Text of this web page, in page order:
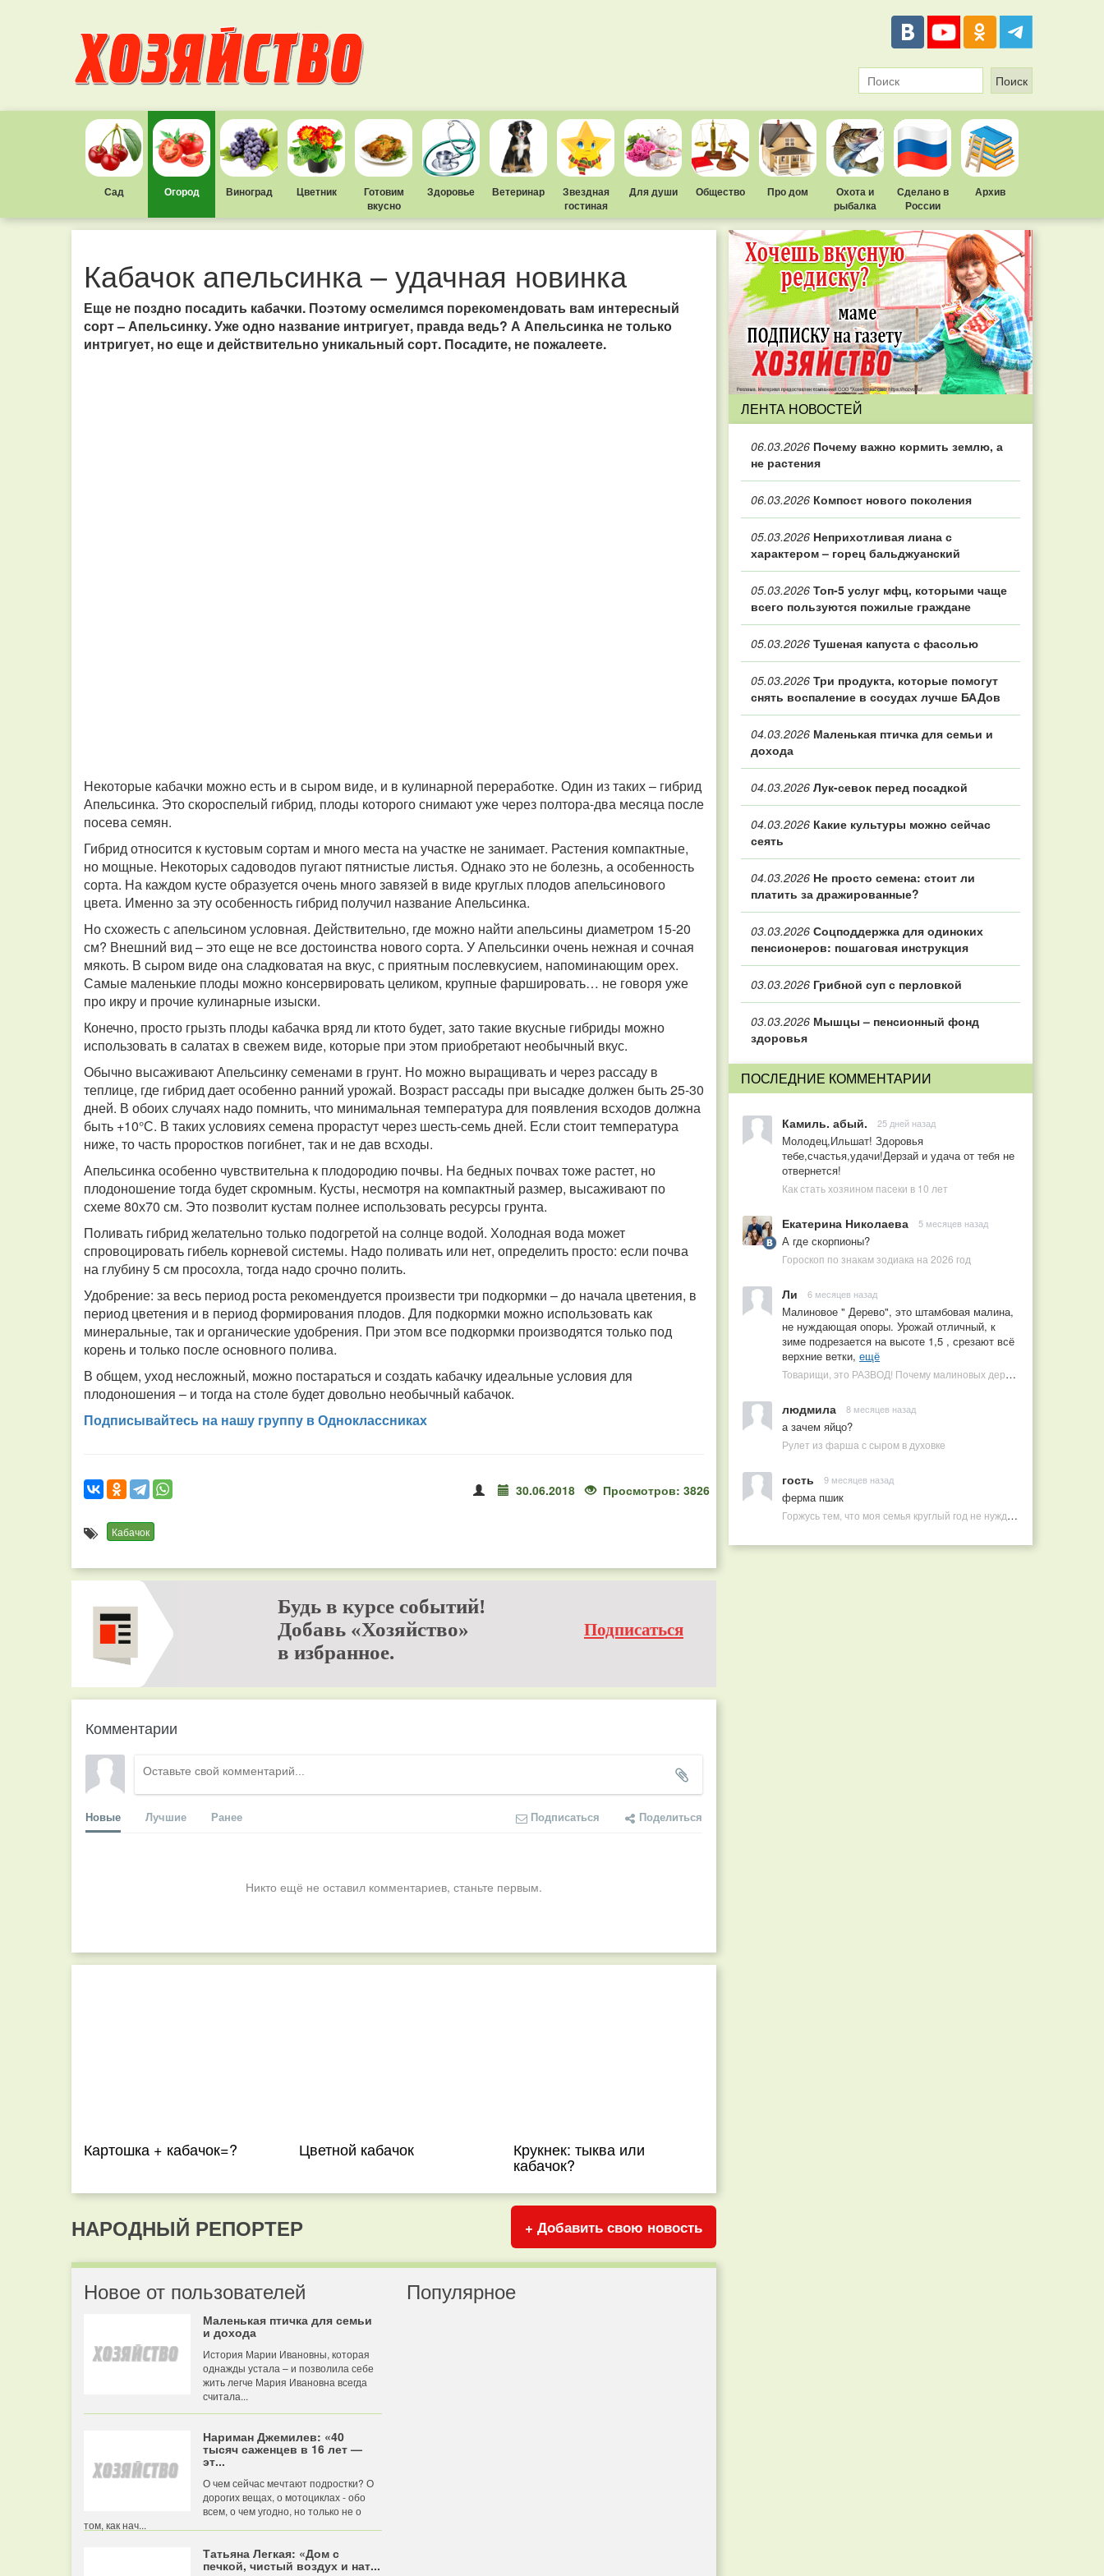
Сад Огород Виноград Цветник
Готовим
вкусно
Здоровье Ветеринар
Звездная
гостиная
Для души Общество Про дом
Охота и
рыбалка
Сделано в
России
Архив
Кабачок апельсинка – удачная новинка
Еще не поздно посадить кабачки. Поэтому осмелимся порекомендовать вам интересный
сорт – Апельсинку. Уже одно название интригует, правда ведь? А Апельсинка не только
интригует, но еще и действительно уникальный сорт. Посадите, не пожалеете.
Некоторые кабачки можно есть и в сыром виде, и в кулинарной переработке. Один из таких – гибрид
Апельсинка. Это скороспелый гибрид, плоды которого снимают уже через полтора-два месяца после
посева семян.
Гибрид относится к кустовым сортам и много места на участке не занимает. Растения компактные,
но мощные. Некоторых садоводов пугают пятнистые листья. Однако это не болезнь, а особенность
сорта. На каждом кусте образуется очень много завязей в виде круглых плодов апельсинового
цвета. Именно за эту особенность гибрид получил название Апельсинка.
Но схожесть с апельсином условная. Действительно, где можно найти апельсины диаметром 15-20
см? Внешний вид – это еще не все достоинства нового сорта. У Апельсинки очень нежная и сочная
мякоть. В сыром виде она сладковатая на вкус, с приятным послевкусием, напоминающим орех.
Самые маленькие плоды можно консервировать целиком, крупные фаршировать… не говоря уже
про икру и прочие кулинарные изыски.
Конечно, просто грызть плоды кабачка вряд ли ктото будет, зато такие вкусные гибриды можно
использовать в салатах в свежем виде, которые при этом приобретают необычный вкус.
Обычно высаживают Апельсинку семенами в грунт. Но можно выращивать и через рассаду в
теплице, где гибрид дает особенно ранний урожай. Возраст рассады при высадке должен быть 25-30
дней. В обоих случаях надо помнить, что минимальная температура для появления всходов должна
быть +10°С. В таких условиях семена прорастут через шесть-семь дней. Если стоит температура
ниже, то часть проростков погибнет, так и не дав всходы.
Апельсинка особенно чувствительна к плодородию почвы. На бедных почвах тоже растет, но
плодоношение тогда будет скромным. Кусты, несмотря на компактный размер, высаживают по
схеме 80х70 см. Это позволит кустам полнее использовать ресурсы грунта.
Поливать гибрид желательно только подогретой на солнце водой. Холодная вода может
спровоцировать гибель корневой системы. Надо поливать или нет, определить просто: если почва
на глубину 5 см просохла, тогда надо срочно полить.
Удобрение: за весь период роста рекомендуется произвести три подкормки – до начала цветения, в
период цветения и в период формирования плодов. Для подкормки можно использовать как
минеральные, так и органические удобрения. При этом все подкормки производятся только под
корень и только после основного полива.
В общем, уход несложный, можно постараться и создать кабачку идеальные условия для
плодоношения – и тогда на столе будет довольно необычный кабачок.
Подписывайтесь на нашу группу в Одноклассниках
30.06.2018 Просмотров: 3826
Кабачок
Будь в курсе событий!
Добавь «Хозяйство»
в избранное.
Подписаться
Комментарии
Новые Лучшие Ранее Подписаться Поделиться
Никто ещё не оставил комментариев, станьте первым.
Картошка + кабачок=? Цветной кабачок Крукнек: тыква или
кабачок?
НАРОДНЫЙ РЕПОРТЕР + Добавить свою новость
Новое от пользователей
Маленькая птичка для семьи
и дохода
История Марии Ивановны, которая
однажды устала – и позволила себе
жить легче Мария Ивановна всегда
считала...
Нариман Джемилев: «40
тысяч саженцев в 16 лет —
эт...
О чем сейчас мечтают подростки? О
дорогих вещах, о мотоциклах - обо
всем, о чем угодно, но только не о
том, как нач...
Татьяна Легкая: «Дом с
печкой, чистый воздух и нат...
Популярное
ЛЕНТА НОВОСТЕЙ
06.03.2026 Почему важно кормить землю, а
не растения
06.03.2026 Компост нового поколения
05.03.2026 Неприхотливая лиана с
характером – горец бальджуанский
05.03.2026 Топ‑5 услуг мфц, которыми чаще
всего пользуются пожилые граждане
05.03.2026 Тушеная капуста с фасолью
05.03.2026 Три продукта, которые помогут
снять воспаление в сосудах лучше БАДов
04.03.2026 Маленькая птичка для семьи и
дохода
04.03.2026 Лук-севок перед посадкой
04.03.2026 Какие культуры можно сейчас
сеять
04.03.2026 Не просто семена: стоит ли
платить за дражированные?
03.03.2026 Соцподдержка для одиноких
пенсионеров: пошаговая инструкция
03.03.2026 Грибной суп с перловкой
03.03.2026 Мышцы – пенсионный фонд
здоровья
ПОСЛЕДНИЕ КОММЕНТАРИИ
Камиль. абый. 25 дней назад
Молодец,Ильшат! Здоровья
тебе,счастья,удачи!Дерзай и удача от тебя не
отвернется!
Как стать хозяином пасеки в 10 лет
Екатерина Николаева 5 месяцев назад
А где скорпионы?
Гороскоп по знакам зодиака на 2026 год
Ли 6 месяцев назад
Малиновое " Дерево", это штамбовая малина,
не нуждающая опоры. Урожай отличный, к
зиме подрезается на высоте 1,5 , срезают всё
верхние ветки, ещё
Товарищи, это РАЗВОД! Почему малиновых деревьев не бывает, или Как ушлые продавцы наживаются на мечтах садоводов
людмила 8 месяцев назад
а зачем яйцо?
Рулет из фарша с сыром в духовке
гость 9 месяцев назад
ферма пшик
Горжусь тем, что моя семья круглый год не нуждается в покупных витаминах